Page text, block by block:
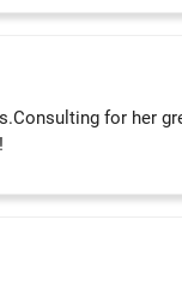
for her